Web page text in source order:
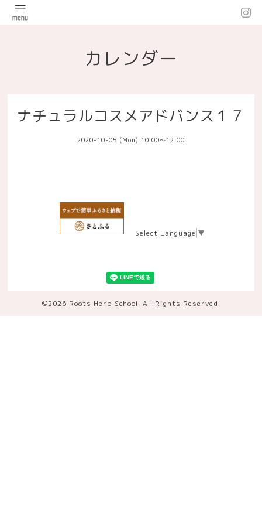
カレンダー
ナチュラルコスメアドバンス１７
2020-10-05 (Mon) 10:00～12:00
Select Language ▼
©2026 Roots Herb School. All Rights Reserved.